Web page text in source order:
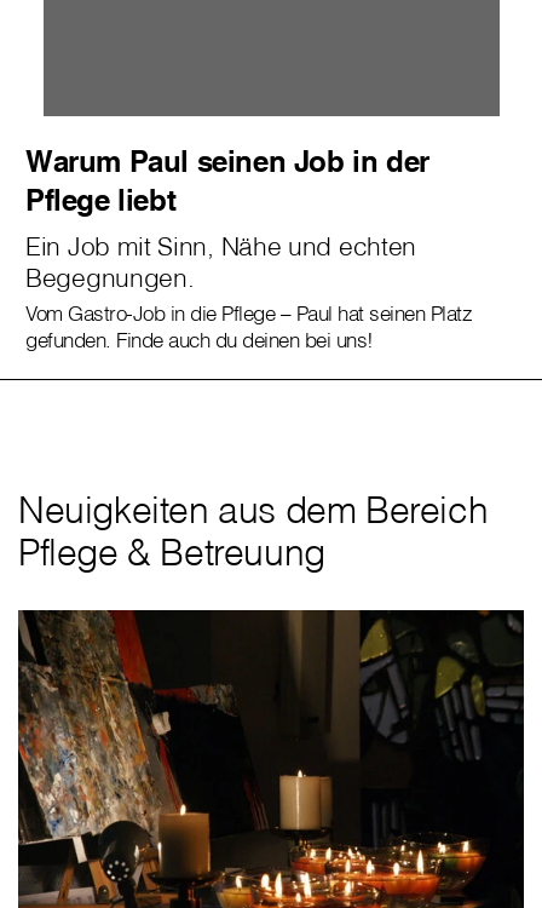
Warum Paul seinen Job in der
Pflege liebt
Ein Job mit Sinn, Nähe und echten
Begegnungen.
Vom Gastro-Job in die Pflege – Paul hat seinen Platz
gefunden. Finde auch du deinen bei uns!
Neuigkeiten aus dem Bereich
Pflege & Betreuung